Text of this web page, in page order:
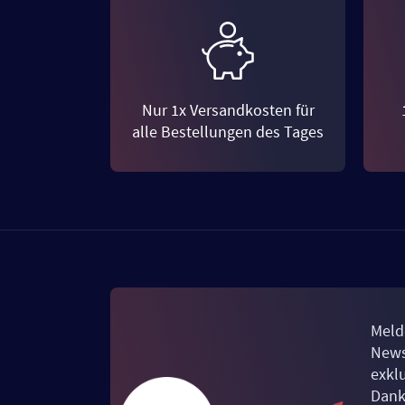
Nur 1x Versandkosten für
alle Bestellungen des Tages